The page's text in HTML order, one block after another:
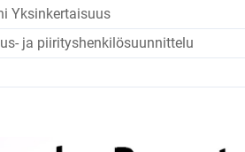
Yksinkertaisuus
ja piirityshenkilösuunnittelu